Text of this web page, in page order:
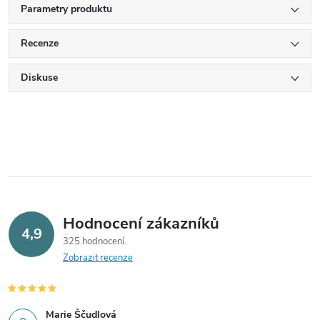
Parametry produktu
Recenze
Diskuse
4,9 Hodnocení zákazníků
325 hodnocení
Zobrazit recenze
Marie Ščudlová